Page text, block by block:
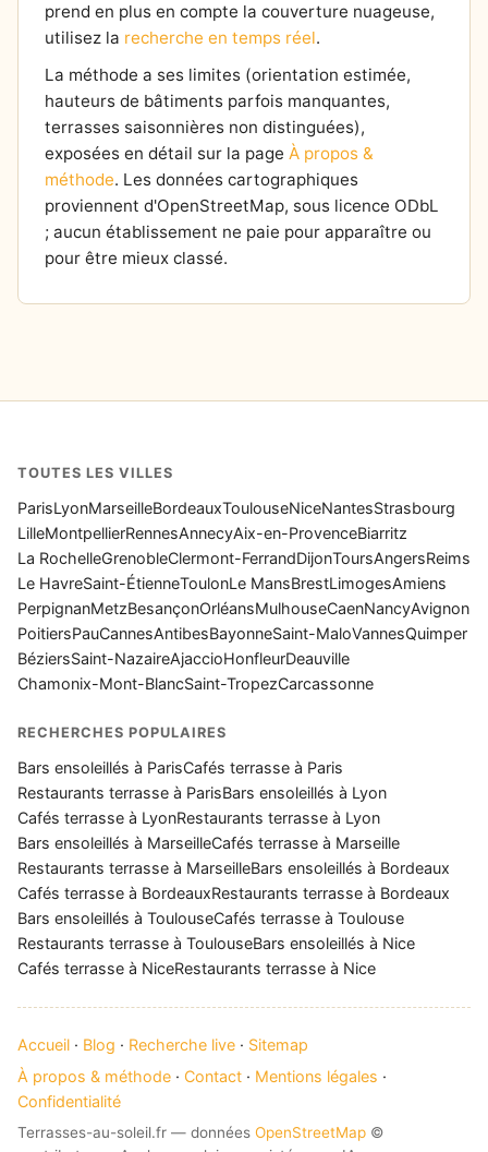
prend en plus en compte la couverture nuageuse,
utilisez la recherche en temps réel.
La méthode a ses limites (orientation estimée,
hauteurs de bâtiments parfois manquantes,
terrasses saisonnières non distinguées),
exposées en détail sur la page À propos &
méthode. Les données cartographiques
proviennent d'OpenStreetMap, sous licence ODbL
; aucun établissement ne paie pour apparaître ou
pour être mieux classé.
TOUTES LES VILLES
ParisLyonMarseilleBordeauxToulouseNiceNantesStrasbourg
LilleMontpellierRennesAnnecyAix-en-ProvenceBiarritz
La RochelleGrenobleClermont-FerrandDijonToursAngersReims
Le HavreSaint-ÉtienneToulonLe MansBrestLimogesAmiens
PerpignanMetzBesançonOrléansMulhouseCaenNancyAvignon
PoitiersPauCannesAntibesBayonneSaint-MaloVannesQuimper
BéziersSaint-NazaireAjaccioHonfleurDeauville
Chamonix-Mont-BlancSaint-TropezCarcassonne
RECHERCHES POPULAIRES
Bars ensoleillés à ParisCafés terrasse à Paris
Restaurants terrasse à ParisBars ensoleillés à Lyon
Cafés terrasse à LyonRestaurants terrasse à Lyon
Bars ensoleillés à MarseilleCafés terrasse à Marseille
Restaurants terrasse à MarseilleBars ensoleillés à Bordeaux
Cafés terrasse à BordeauxRestaurants terrasse à Bordeaux
Bars ensoleillés à ToulouseCafés terrasse à Toulouse
Restaurants terrasse à ToulouseBars ensoleillés à Nice
Cafés terrasse à NiceRestaurants terrasse à Nice
Accueil · Blog · Recherche live · Sitemap
À propos & méthode · Contact · Mentions légales ·
Confidentialité
Terrasses-au-soleil.fr — données OpenStreetMap ©